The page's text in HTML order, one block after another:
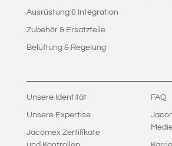
Ausrüstung & Integration
Zubehör & Ersatzteile
Belüftung & Regelung
Unsere Identität
Unsere Expertise
Jacomex Zertifikate
FAQ